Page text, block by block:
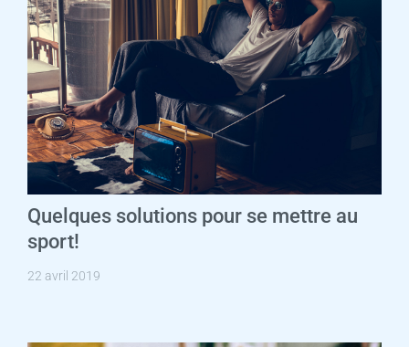
Quelques solutions pour se mettre au
sport!
22 avril 2019